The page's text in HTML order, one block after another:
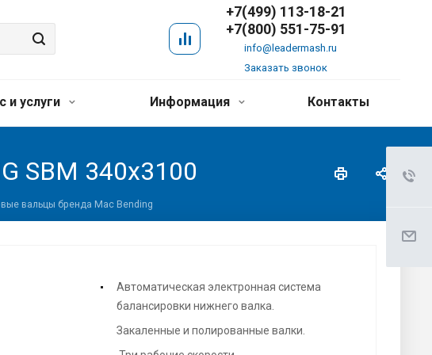
+7(499) 113-18-21
+7(800) 551-75-91
info@leadermash.ru
Заказать звонок
и услуги Информация Контакты
SBM 340х3100
вальцы бренда Mac Bending
Автоматическая электронная система
балансировки нижнего валка.
Закаленные и полированные валки.